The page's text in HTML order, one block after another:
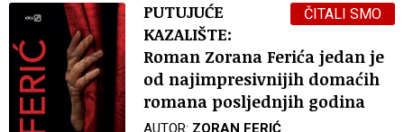
ČITALI SMO
PUTUJUĆE
KAZALIŠTE:
Roman Zorana Ferića jedan je
od najimpresivnijih domaćih
romana posljednjih godina
AUTOR: ZORAN FERIĆ